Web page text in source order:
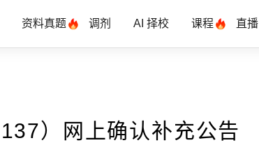
资料真题 调剂 AI 择校 课程 直播
）网上确认补充公告